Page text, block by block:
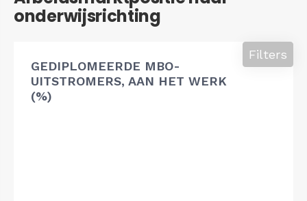
onderwijsrichting
GEDIPLOMEERDE MBO-
UITSTROMERS, AAN HET WERK
(%)
Filters